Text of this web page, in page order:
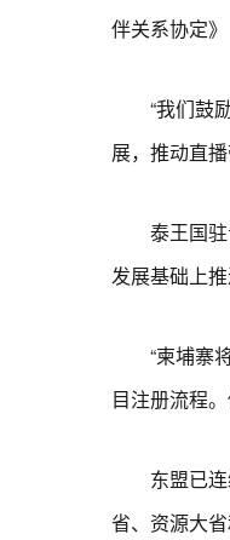
伴关系协定
“我们鼓励
展，推动直
泰王国驻
发展基础上
“柬埔寨将
目注册流程
东盟已连
省、资源大